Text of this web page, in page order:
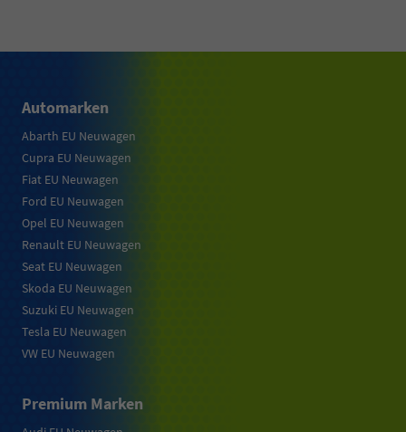
Automarken
Abarth EU Neuwagen
Cupra EU Neuwagen
Fiat EU Neuwagen
Ford EU Neuwagen
Opel EU Neuwagen
Renault EU Neuwagen
Seat EU Neuwagen
Skoda EU Neuwagen
Suzuki EU Neuwagen
Tesla EU Neuwagen
VW EU Neuwagen
Premium Marken